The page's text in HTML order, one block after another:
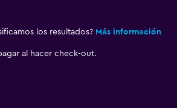
los resultados? Más información
al hacer check-out.